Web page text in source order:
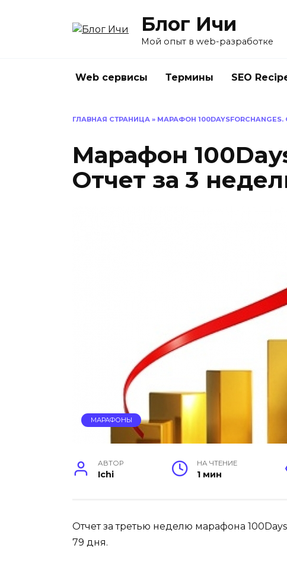
Блог Ичи
Мой опыт в web-разработке
Web сервисы Термины SEO
ГЛАВНАЯ СТРАНИЦА » МАРАФОН
Марафон
Отчет за 3
МАРАФОНЫ
АВТОР
Ichi
НА ЧТЕНИЕ
1 мин
Отчет за третью неделю марафона
79 дня.